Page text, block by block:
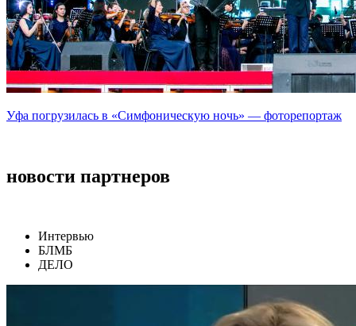
Уфа погрузилась в «Симфоническую ночь» — фоторепортаж
новости партнеров
Интервью
БЛМБ
ДЕЛО